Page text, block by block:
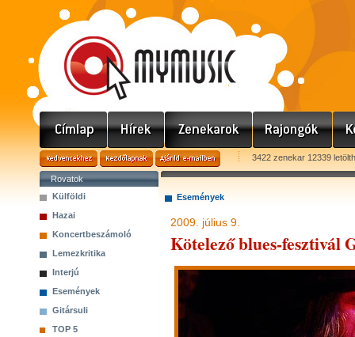
3422 zenekar 12339
Rovatok
Külföldi
Hazai
Koncertbeszámoló
Lemezkritika
Interjú
Események
Gitársuli
TOP 5
Események
2009. július 9.
Kötelező blues-fesztivál